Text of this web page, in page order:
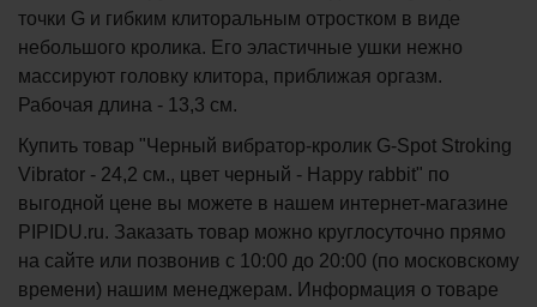
точки G и гибким клиторальным отростком в виде
небольшого кролика. Его эластичные ушки нежно
массируют головку клитора, приближая оргазм.
Рабочая длина - 13,3 см.
Купить товар "Черный вибратор-кролик G-Spot Stroking
Vibrator - 24,2 см., цвет черный - Happy rabbit" по
выгодной цене вы можете в нашем интернет-магазине
PIPIDU.ru. Заказать товар можно круглосуточно прямо
на сайте или позвонив с 10:00 до 20:00 (по московскому
времени) нашим менеджерам. Информация о товаре